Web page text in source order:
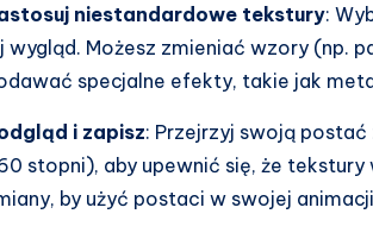
niestandardowe tekstury:
wygląd. Możesz zmieniać wzory (np.
specjalne efekty, takie jak
i zapisz: Przejrzyj swoją
stopni), aby upewnić się, że
by użyć postaci w swojej